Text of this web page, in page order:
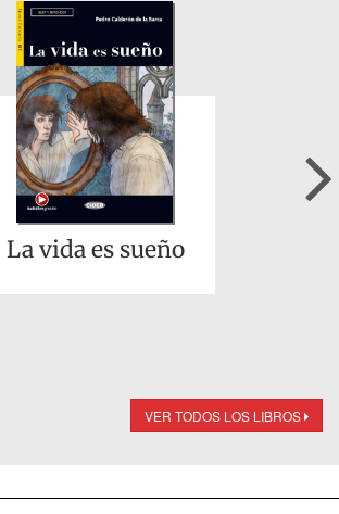
La vida es sueño
VER TODOS LOS LIBROS